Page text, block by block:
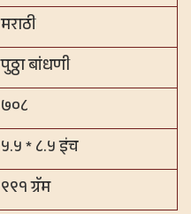
मराठी
पुठ्ठा बांधणी
७०८
५.५ * ८.५ इंच
९९१ ग्रॅम